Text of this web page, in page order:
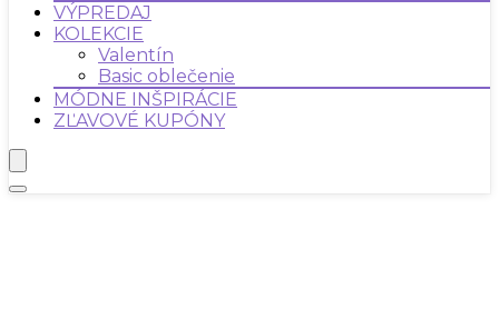
VÝPREDAJ
KOLEKCIE
Valentín
Basic oblečenie
MÓDNE INŠPIRÁCIE
ZĽAVOVÉ KUPÓNY